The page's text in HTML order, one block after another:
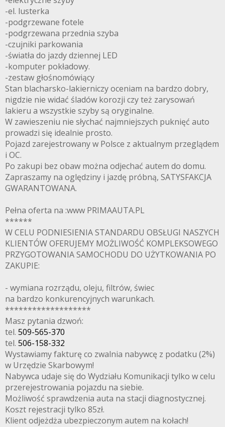
-el. lusterka
-podgrzewane fotele
-podgrzewana przednia szyba
-czujniki parkowania
-światła do jazdy dziennej LED
-komputer pokładowy.
-zestaw głośnomówiący
Stan blacharsko-lakierniczy oceniam na bardzo dobry,
nigdzie nie widać śladów korozji czy też zarysowań
lakieru a wszystkie szyby są oryginalne.
W zawieszeniu nie słychać najmniejszych puknięć auto
prowadzi się idealnie prosto.
Pojazd zarejestrowany w Polsce z aktualnym przeglądem
i OC.
Po zakupi bez obaw można odjechać autem do domu.
Zapraszamy na oględziny i jazdę próbną, SATYSFAKCJA
GWARANTOWANA.
Pełna oferta na :www PRIMAAUTA.PL
******
W CELU PODNIESIENIA STANDARDU OBSŁUGI NASZYCH
KLIENTÓW OFERUJEMY MOŻLIWOŚĆ KOMPLEKSOWEGO
PRZYGOTOWANIA SAMOCHODU DO UŻYTKOWANIA PO
ZAKUPIE:
- wymiana rozrządu, oleju, filtrów, świec
na bardzo konkurencyjnych warunkach.
*******************
Masz pytania dzwoń:
tel. 509-565-370
tel. 506-158-332
Wystawiamy fakturę co zwalnia nabywcę z podatku (2%)
w Urzędzie Skarbowym!
Nabywca udaje się do Wydziału Komunikacji tylko w celu
przerejestrowania pojazdu na siebie.
Możliwość sprawdzenia auta na stacji diagnostycznej.
Koszt rejestracji tylko 85zł.
Klient odjeżdża ubezpieczonym autem na kołach!